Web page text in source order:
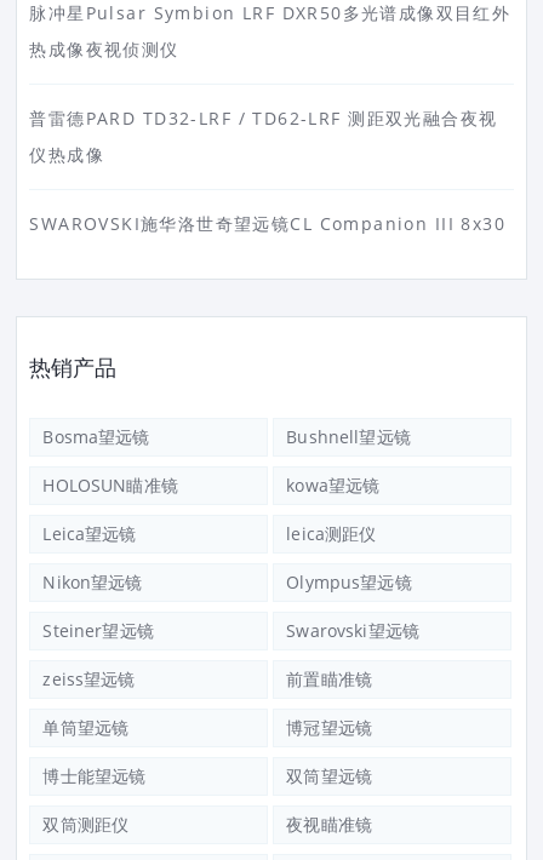
脉冲星Pulsar Symbion LRF DXR50多光谱成像双目红外
热成像夜视侦测仪
普雷德PARD TD32-LRF / TD62-LRF 测距双光融合夜视
仪热成像
SWAROVSKI施华洛世奇望远镜CL Companion III 8x30
热销产品
Bosma望远镜 Bushnell望远镜
HOLOSUN瞄准镜 kowa望远镜
Leica望远镜 leica测距仪
Nikon望远镜 Olympus望远镜
Steiner望远镜 Swarovski望远镜
zeiss望远镜 前置瞄准镜
单筒望远镜 博冠望远镜
博士能望远镜 双筒望远镜
双筒测距仪 夜视瞄准镜